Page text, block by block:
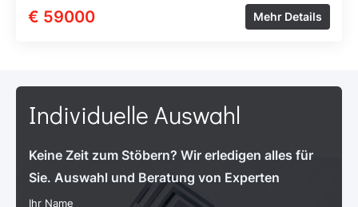
€ 59000 Mehr Details
Individuelle Auswahl
Keine Zeit zum Stöbern? Wir erledigen alles für
Sie. Auswahl und Beratung von Experten
Ihr Name